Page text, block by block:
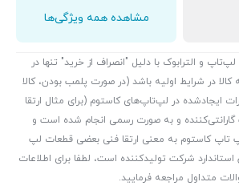
مشاهده همه ویژگی‌ها
و الترابوک با دلیل "انصراف از خرید" تنها در
در شرایط اولیه باشد (در صورت پلمب بودن، کالا
ایجادشده در لپ‌تاپ‌های کاستوم (برای مثال ارتقا
و به صورت رسمی انجام شده است و
تاپ کاستوم به معنی ارتقا فنی بعضی قطعات لپ
شرکت تولیدکننده است، لطفا برای اطلاعات
متداول مراجعه فرمایید.